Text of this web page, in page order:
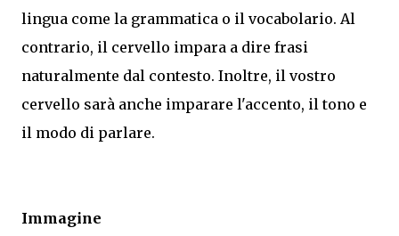
lingua come la grammatica o il vocabolario. Al
contrario, il cervello impara a dire frasi
naturalmente dal contesto. Inoltre, il vostro
cervello sarà anche imparare l'accento, il tono e
il modo di parlare.
Immagine